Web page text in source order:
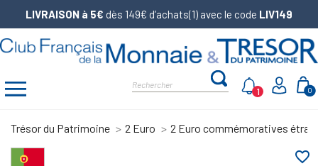
LIVRAISON à 5€ dès 149€ d’achats(1) avec le code LIV149
0
1
Trésor du Patrimoine 2 Euro 2 Euro commémoratives
favorite_border